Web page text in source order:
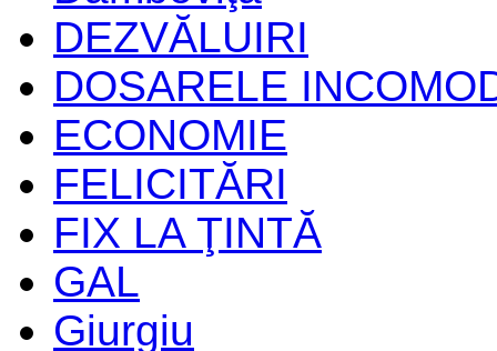
DEZVĂLUIRI
DOSARELE
ECONOMIE
FELICITĂRI
FIX LA ŢINTĂ
GAL
Giurgiu